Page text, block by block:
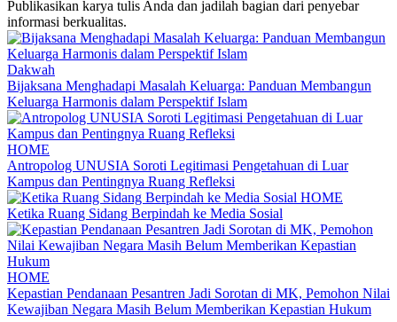
Publikasikan karya tulis Anda dan jadilah bagian dari penyebar
informasi berkualitas.
Dakwah
Bijaksana Menghadapi Masalah Keluarga: Panduan Membangun
Keluarga Harmonis dalam Perspektif Islam
HOME
Antropolog UNUSIA Soroti Legitimasi Pengetahuan di Luar
Kampus dan Pentingnya Ruang Refleksi
HOME
Ketika Ruang Sidang Berpindah ke Media Sosial
HOME
Kepastian Pendanaan Pesantren Jadi Sorotan di MK, Pemohon Nilai
Kewajiban Negara Masih Belum Memberikan Kepastian Hukum